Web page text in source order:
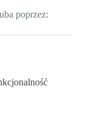
poprzez: